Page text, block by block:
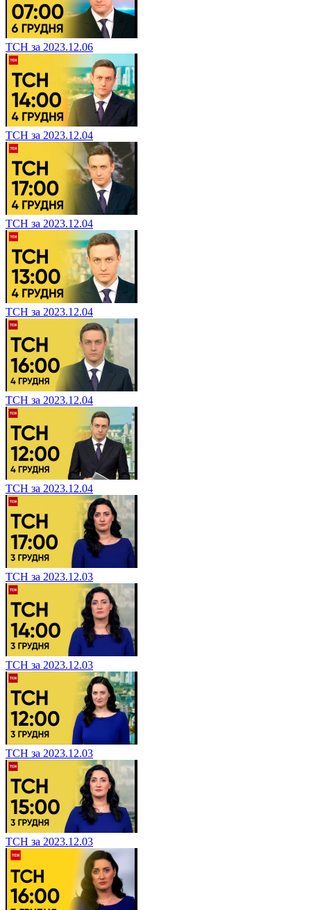
ТСН за 2023.12.06
ТСН за 2023.12.04
ТСН за 2023.12.04
ТСН за 2023.12.04
ТСН за 2023.12.04
ТСН за 2023.12.04
ТСН за 2023.12.03
ТСН за 2023.12.03
ТСН за 2023.12.03
ТСН за 2023.12.03